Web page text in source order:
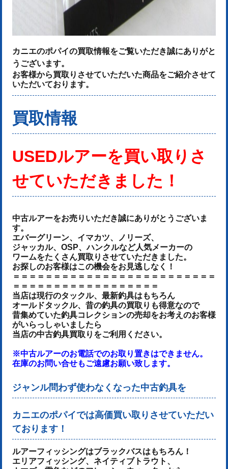
カニエのポパイの買取情報をご覧いただき誠にありがと
うございます。
お客様から買取りさせていただいた商品をご紹介させて
いただいております。
買取情報
USEDルアーを買い取りさ
せていただきました！
中古ルアーをお売りいただき誠にありがとうございま
す。
エバーグリーン、イマカツ、ノリーズ、
ジャッカル、OSP、ハンクルなど人気メーカーの
ワームをたくさん買取りさせていただきました。
お探しのお客様はこの機会をお見逃しなく！
＝＝＝＝＝＝＝＝＝＝＝＝＝＝＝＝＝＝＝＝＝＝＝＝＝
＝＝＝＝＝＝＝＝＝＝＝＝＝＝＝＝＝＝
当店は現行のタックル、最新釣具はもちろん
オールドタックル、昔の釣具の買取りも得意なので
昔集めていた釣具コレクションの売却をお考えのお客様
がいらっしゃいましたら
当店の中古釣具買取りをご利用ください。
※中古ルアーのお電話でのお取り置きはできません。
在庫のお問い合せもご遠慮お願い致します。
ジャンル問わず使わなくなった中古釣具を
カニエのポパイでは高価買い取りさせていただい
ております！
ルアーフィッシングはブラックバスはもちろん！
エリアフィッシング、ネイティブトラウト、